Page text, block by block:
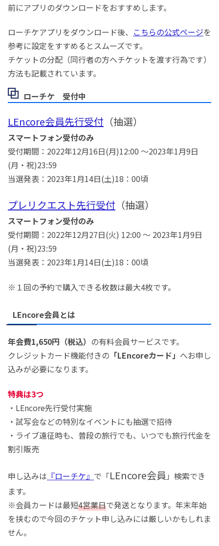
前にアプリのダウンロードをおすすめします。
ローチケアプリをダウンロード後、 こちらの公式ページを
参考に設定をすすめるとスムーズです。
チケットの分配（同行者の方へチケットを渡す行為です）
方法も記載されています。
ローチケ 受付中
LEncore会員先行受付 （抽選）
スマートフォン受付のみ
受付期間：2022年12月16日(月)12:00 ～2023年1月9日
(月・祝)23:59
当選発表：2023年1月14日(土)18：00頃
プレリクエスト先行受付 （抽選）
スマートフォン受付のみ
受付期間：2022年12月27日(火) 12:00 ～ 2023年1月9日
(月・祝)23:59
当選発表：2023年1月14日(土)18：00頃
※１回の予約で購入できる枚数は最大4枚です。
LEncore会員とは
年会費1,650円 （税込） の有料会員サービスです。
クレジットカード機能付きの 「LEncoreカード」 へお申し
込みが必要になります。
特典は3つ
・LEncore先行受付実施
・試写会などの特別なイベントにも抽選で招待
・ライブ遠征時も、普段の旅行でも、いつでも旅行代金を
割引販売
申し込みは 『ローチケ』 で「LEncore会員 」検索でき
ます。
※会員カードは最短4営業日で発送となります。年末年始
を挟むので今回のチケット申し込みには厳しいかもしれま
せん。